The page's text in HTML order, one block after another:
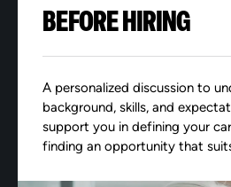
BEFORE HIRING
A personalized discussion to
background, skills, and
support you in defining your
finding an opportunity that